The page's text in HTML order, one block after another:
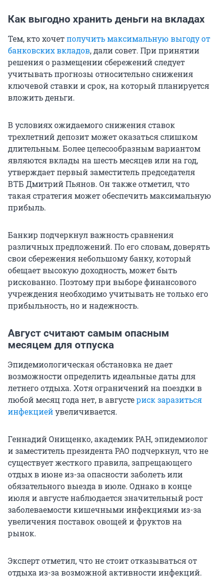
Как выгодно хранить деньги на вкладах
Тем, кто хочетполучить максимальную выгоду от
банковских вкладов, дали совет. При принятии
решения о размещении сбережений следует
учитывать прогнозы относительно снижения
ключевой ставки и срок, на который планируется
вложить деньги.
В условиях ожидаемого снижения ставок
трехлетний депозит может оказаться слишком
длительным. Более целесообразным вариантом
являются вклады на шесть месяцев или на год,
утверждает первый заместитель председателя
ВТБ Дмитрий Пьянов. Он также отметил, что
такая стратегия может обеспечить максимальную
прибыль.
Банкир подчеркнул важность сравнения
различных предложений. По его словам, доверять
свои сбережения небольшому банку, который
обещает высокую доходность, может быть
рискованно. Поэтому при выборе финансового
учреждения необходимо учитывать не только его
прибыльность, но и надежность.
Август считают самым опасным
месяцем для отпуска
Эпидемиологическая обстановка не дает
возможности определить идеальные даты для
летнего отдыха. Хотя ограничений на поездки в
любой месяц года нет, в августериск заразиться
инфекциейувеличивается.
Геннадий Онищенко, академик РАН, эпидемиолог
и заместитель президента РАО подчеркнул, что не
существует жесткого правила, запрещающего
отдых в июне из-за опасности заболеть или
обязательного выезда в июле. Однако в конце
июля и августе наблюдается значительный рост
заболеваемости кишечными инфекциями из-за
увеличения поставок овощей и фруктов на
рынок.
Эксперт отметил, что не стоит отказываться от
отдыха из-за возможной активности инфекций.